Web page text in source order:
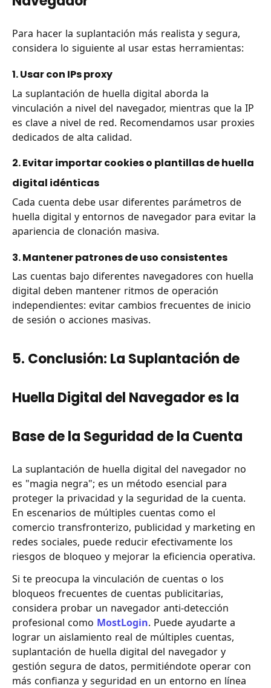
Para hacer la suplantación más realista y segura,
considera lo siguiente al usar estas herramientas:
1. Usar con IPs proxy
La suplantación de huella digital aborda la
vinculación a nivel del navegador, mientras que la IP
es clave a nivel de red. Recomendamos usar proxies
dedicados de alta calidad.
2. Evitar importar cookies o plantillas de huella
digital idénticas
Cada cuenta debe usar diferentes parámetros de
huella digital y entornos de navegador para evitar la
apariencia de clonación masiva.
3. Mantener patrones de uso consistentes
Las cuentas bajo diferentes navegadores con huella
digital deben mantener ritmos de operación
independientes: evitar cambios frecuentes de inicio
de sesión o acciones masivas.
5. Conclusión: La Suplantación de
Huella Digital del Navegador es la
Base de la Seguridad de la Cuenta
La suplantación de huella digital del navegador no
es "magia negra"; es un método esencial para
proteger la privacidad y la seguridad de la cuenta.
En escenarios de múltiples cuentas como el
comercio transfronterizo, publicidad y marketing en
redes sociales, puede reducir efectivamente los
riesgos de bloqueo y mejorar la eficiencia operativa.
Si te preocupa la vinculación de cuentas o los
bloqueos frecuentes de cuentas publicitarias,
considera probar un navegador anti-detección
profesional como MostLogin. Puede ayudarte a
lograr un aislamiento real de múltiples cuentas,
suplantación de huella digital del navegador y
gestión segura de datos, permitiéndote operar con
más confianza y seguridad en un entorno en línea